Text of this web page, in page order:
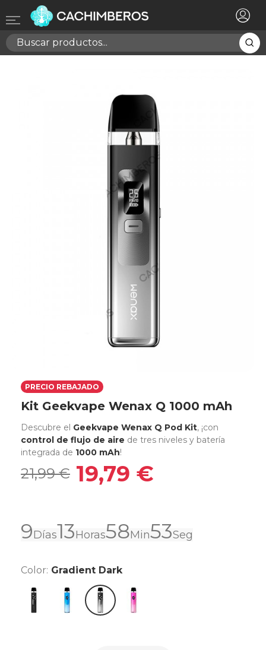
PRECIO REBAJADO
Kit Geekvape Wenax Q 1000 mAh
Descubre el Geekvape Wenax Q Pod Kit, ¡con
control de flujo de aire de tres niveles y batería
integrada de 1000 mAh!
21,99 € 19,79 €
9Días13Horas58Min52Seg
Color: Gradient Dark
Black
Cobalt Blue
Gradient Dark
Rose Pink
Registrarse ×
Necesitas hacer login para guardar productos en tu
Cancelar